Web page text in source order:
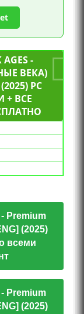
-
ВЕКА)
PC
+ ВСЕ
Premium
(2025)
всеми
Premium
(2025)